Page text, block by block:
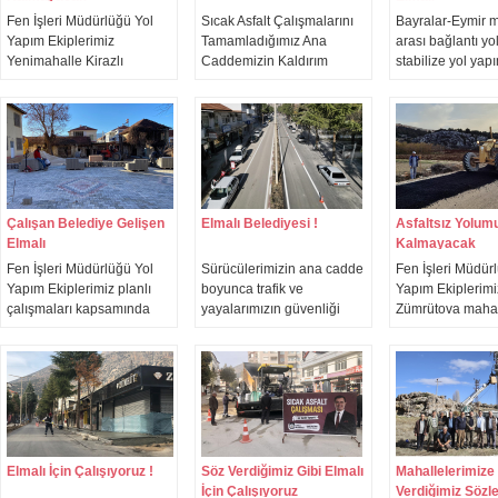
Fen İşleri Müdürlüğü Yol
Yapım Ekiplerimiz
Yenimahalle Kirazlı
yol hazırlık çalışmalarımıza
tüm hızıyla devam ediyor.
Sıcak Asfalt Çalışmalarını
Tamamladığımız Ana
Caddemizin Kaldırım
Sürede Tamamlıyoruz !
Ekiplerimiz ilçemizin her
noktasında olduğu gibi
çalışmalarına ara
vermeden devam ediyor.
Bayralar-Eymir
arası bağlantı
stabilize yol
ediyor.
Çalışan Belediye Gelişen
Elmalı
Fen İşleri Müdürlüğü Yol
Yapım Ekiplerimiz planlı
çalışmaları kapsamında
Parke Çalışmalarına
Başladı.
Elmalı Belediyesi !
Sürücülerimizin ana cadde
boyunca trafik ve
yayalarımızın güvenliği
olmalarını ve hız
yapmamalarını rica
ediyorum.
Asfaltsız
Kalmayacak
Fen İşleri
Yapım
Zümrütova
olan
asfalt çalışması
gerçekleştiriyor.
Başkan
Şefik Cambolat
inceledik.
Elmalı İçin Çalışıyoruz !
Söz Verdiğimiz Gibi Elmalı
İçin Çalışıyoruz
Mahallelerimize
Verdiğimiz